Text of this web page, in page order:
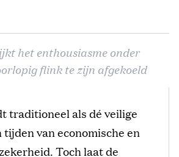
het enthousiasme onder
flink te zijn afgekoeld
traditioneel als dé veilige
tijden van economische en
Toch laat de